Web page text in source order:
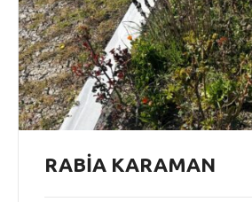
RABİA KARAMAN